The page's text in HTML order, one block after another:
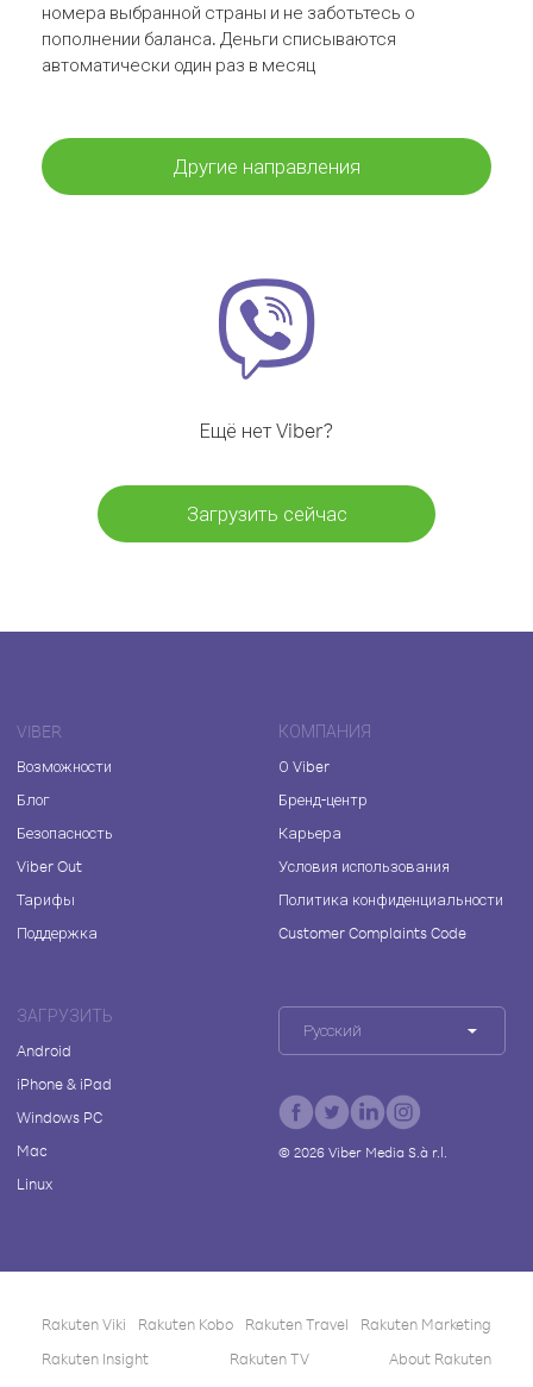
номера выбранной страны и не заботьтесь о
пополнении баланса. Деньги списываются
автоматически один раз в месяц
Другие направления
Ещё нет Viber?
Загрузить сейчас
VIBER
Возможности
Блог
Безопасность
Viber Out
Тарифы
Поддержка
КОМПАНИЯ
О Viber
Бренд-центр
Карьера
Условия использования
Политика конфиденциальности
Customer Complaints Code
ЗАГРУЗИТЬ
Android
iPhone & iPad
Windows PC
Mac
Linux
Русский
© 2026Viber Media S.à r.l.
Rakuten Viki Rakuten Kobo Rakuten Travel
Rakuten Marketing
Rakuten Insight
Rakuten TV About Rakuten